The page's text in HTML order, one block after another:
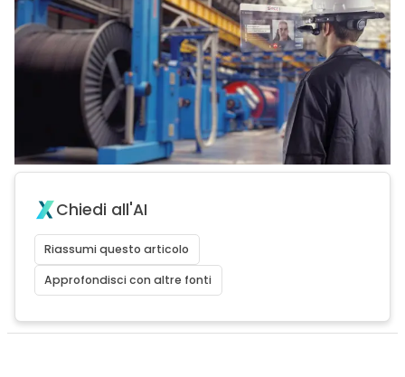
Chiedi all'AI
Riassumi questo articolo
Approfondisci con altre fonti